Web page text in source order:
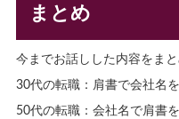
まとめ
今までお話しした内容をまと
30代の転職：肩書で会社名を
50代の転職：会社名で肩書を